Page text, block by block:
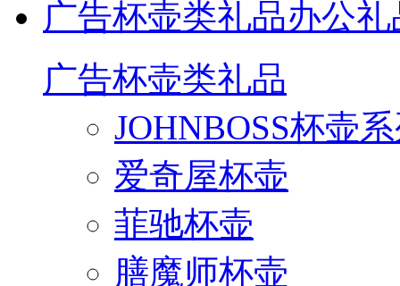
广告杯壶类礼品办公礼
广告杯壶类礼品
JOHNBOSS杯壶
爱奇屋杯壶
菲驰杯壶
膳魔师杯壶